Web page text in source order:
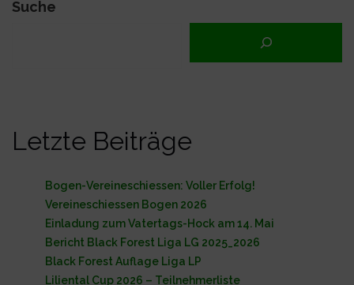
Suche
Letzte Beiträge
Bogen-Vereineschiessen: Voller Erfolg!
Vereineschiessen Bogen 2026
Einladung zum Vatertags-Hock am 14. Mai
Bericht Black Forest Liga LG 2025_2026
Black Forest Auflage Liga LP
Liliental Cup 2026 – Teilnehmerliste